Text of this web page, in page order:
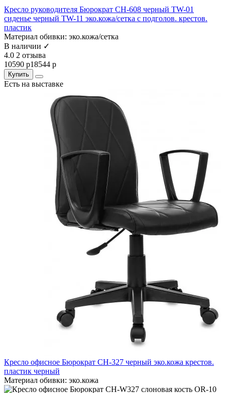
Кресло руководителя Бюрократ CH-608 черный TW-01
сиденье черный TW-11 эко.кожа/сетка с подголов. крестов.
пластик
Материал обивки: эко.кожа/сетка
В наличии ✓
4.0 2 отзыва
10590 р18544 р
Купить
Есть на выставке
Кресло офисное Бюрократ CH-327 черный эко.кожа крестов.
пластик черный
Материал обивки: эко.кожа